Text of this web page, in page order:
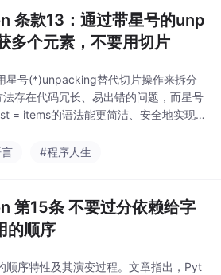
条款13：通过带星号的unp
多个元素，不要用切片
星号(*)unpacking替代切片操作来拆分
存在代码冗长、易出错的问题，而星号
= items的语法能更简洁、安全地实现
分析了其相比切片的优势：更符合DRY
#程序人生
第15条 不要过分依赖给字
的顺序
顺序特性及其演变过程。文章指出，Pyt